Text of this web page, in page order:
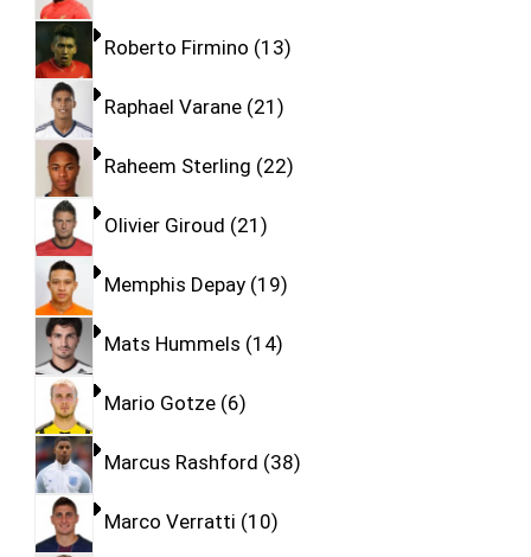
Roberto Firmino 13
Raphael Varane 21
Raheem Sterling 22
Olivier Giroud 21
Memphis Depay 19
Mats Hummels 14
Mario Gotze 6
Marcus Rashford 38
Marco Verratti 10